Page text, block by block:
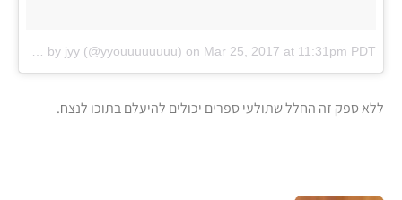
onMar 25, 2017 at 11:31pm PDT
ללא ספק זה החלל שתולעי ספרים יכולים להיעלם בתוכו לנצח.